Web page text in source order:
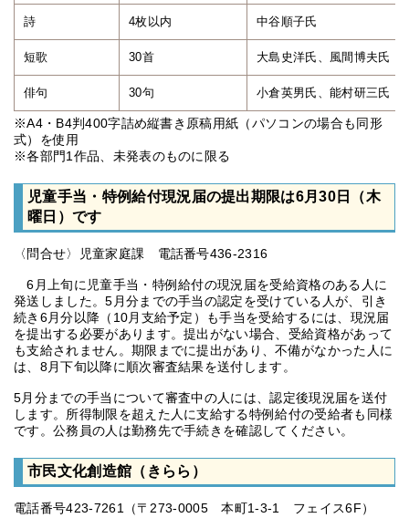
詩 4枚以内 中谷順子氏
短歌 30首 大島史洋氏、風間博夫氏
俳句 30句 小倉英男氏、能村研三氏
※A4・B4判400字詰め縦書き原稿用紙（パソコンの場合も同形
式）を使用
※各部門1作品、未発表のものに限る
児童手当・特例給付現況届の提出期限は6月30日（木
曜日）です
〈問合せ〉児童家庭課 電話番号436-2316
6月上旬に児童手当・特例給付の現況届を受給資格のある人に
発送しました。5月分までの手当の認定を受けている人が、引き
続き6月分以降（10月支給予定）も手当を受給するには、現況届
を提出する必要があります。提出がない場合、受給資格があって
も支給されません。期限までに提出があり、不備がなかった人に
は、8月下旬以降に順次審査結果を送付します。
5月分までの手当について審査中の人には、認定後現況届を送付
します。所得制限を超えた人に支給する特例給付の受給者も同様
です。公務員の人は勤務先で手続きを確認してください。
市民文化創造館（きらら）
電話番号423-7261（〒273-0005 本町1-3-1 フェイス6F）